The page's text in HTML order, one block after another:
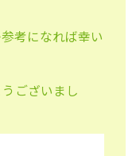
考になれば幸い
ございまし